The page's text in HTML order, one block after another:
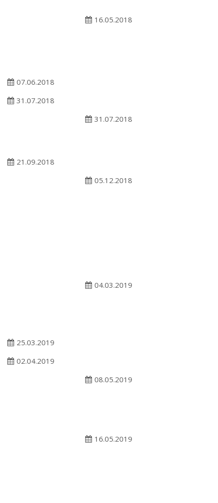
16.05.2018
07.06.2018
31.07.2018
31.07.2018
21.09.2018
05.12.2018
04.03.2019
25.03.2019
02.04.2019
08.05.2019
16.05.2019